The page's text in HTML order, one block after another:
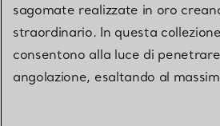
sagomate realizzate in oro
straordinario. In questa
consentono alla luce di
angolazione, esaltando al